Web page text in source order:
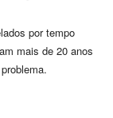
por tempo
mais de 20 anos